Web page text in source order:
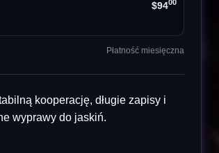
$9400
Płatność miesięczna
kooperację, długie zapisy i
wyprawy do jaskiń.